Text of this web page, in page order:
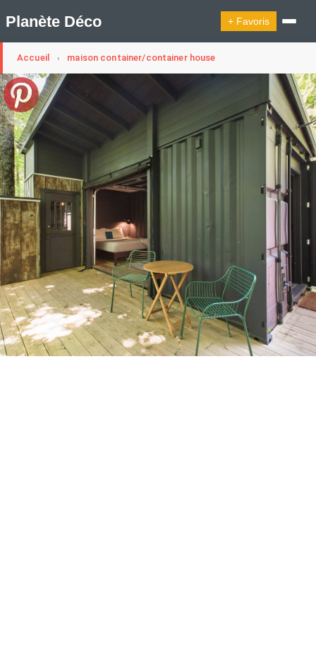
Planète Déco + Favoris
🛍︎ Shop Planète Déco ℹ︎ À propos
Appartement Design
Decoration Noël
Design Suédois En Quelques Photos
Idées Déco En 10 Photos
La Semaine Décoration Et Design
Maison En Ville
Méli-Mélo Suédois
Publi Reportage
Tendance
Interieurs Scandinaves
La Décoration Selon Votre Signe Astrologique
Les Trouvailles Déco Du Jour
Maison Appartement Écologique
Maison Container/container House
Maison D'hôtes
Maison Et Appartement Vintage
On Décode La Déco
Petite Surface
Piscine Question De Style
Renovation
Revue De Week End
Tiny House
Accueil › maison container/container house